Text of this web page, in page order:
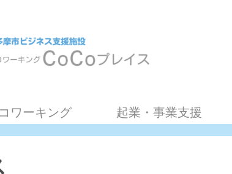
コワーキング 起業・事業支援